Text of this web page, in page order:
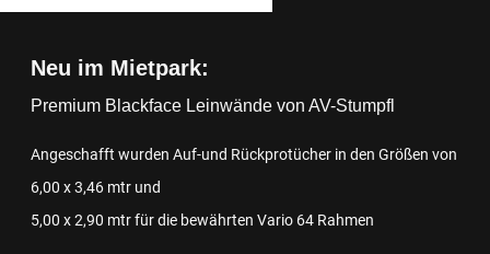
Neu im Mietpark:
Premium Blackface Leinwände von AV-Stumpfl
Angeschafft wurden Auf-und Rückprotücher in den Größen von
6,00 x 3,46 mtr und
5,00 x 2,90 mtr für die bewährten Vario 64 Rahmen